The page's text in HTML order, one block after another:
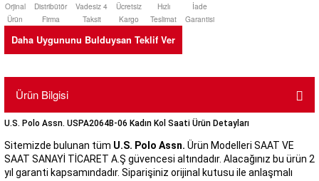
Orjinal
Ürün
Distribütör
Firma
Vadesiz 4
Taksit
Ücretsiz
Kargo
Hızlı
Teslimat
İade
Garantisi
Daha Uygununu Bulduysan Teklif Ver
Ürün Bilgisi
U.S. Polo Assn. USPA2064B-06 Kadın Kol Saati Ürün Detayları
Sitemizde bulunan tüm U.S. Polo Assn. Ürün Modelleri SAAT VE
SAAT SANAYİ TİCARET A.Ş güvencesi altındadır. Alacağınız bu ürün 2
yıl garanti kapsamındadır. Siparişiniz orijinal kutusu ile anlaşmalı